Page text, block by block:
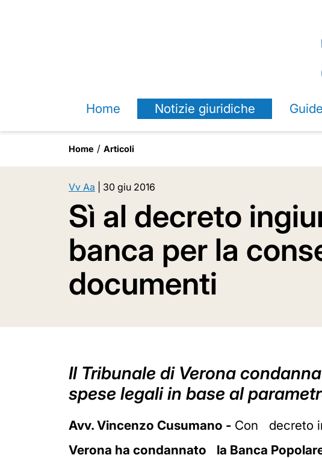
Home Notizie giuridiche
Home Articoli
Vv Aa 30 giu 2016
Sì al decreto
banca per la
documenti
Il Tribunale di Verona
spese legali in base al
Avv. Vincenzo Cusumano - Con decreto
Verona ha condannato la Banca